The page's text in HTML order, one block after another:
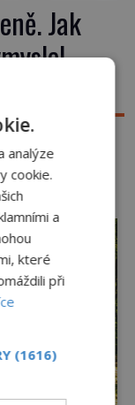
Jak
Jenže
i koktejly
Fungují sice
po
travnatou
přivede
k
celém […]
analýze
cookie.
a
které
při
(1616)